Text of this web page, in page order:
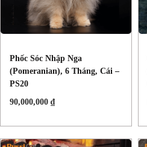
Phốc Sóc Nhập Nga
(Pomeranian), 6 Tháng, Cái –
PS20
90,000,000 ₫